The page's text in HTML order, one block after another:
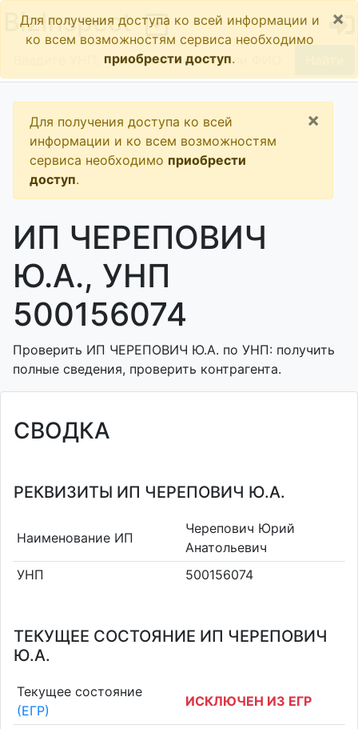
BizInspect
Для получения доступа ко всей информации и
ко всем возможностям сервиса необходимо
приобрести доступ.
×
Для получения доступа ко всей
информации и ко всем возможностям
сервиса необходимо приобрести
доступ.
×
ИП ЧЕРЕПОВИЧ
Ю.А., УНП
500156074
Проверить ИП ЧЕРЕПОВИЧ Ю.А. по УНП: получить
полные сведения, проверить контрагента.
СВОДКА
РЕКВИЗИТЫ ИП ЧЕРЕПОВИЧ Ю.А.
Наименование ИП
Черепович Юрий
Анатольевич
УНП
500156074
ТЕКУЩЕЕ СОСТОЯНИЕ ИП ЧЕРЕПОВИЧ
Ю.А.
Текущее состояние
(ЕГР)
ИСКЛЮЧЕН ИЗ ЕГР